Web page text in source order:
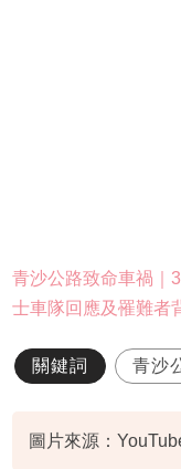
青沙公路致命車禍｜
士車隊回應及罹難者
關鍵詞 青沙
圖片來源：